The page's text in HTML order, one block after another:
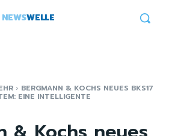
NEWSWELLE
BERGMANN & KOCHS NEUES BKS17
EINE INTELLIGENTE